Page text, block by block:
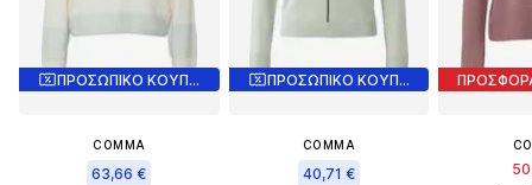
ΠΡΟΣΩΠΙΚΟ ΚΟΥΠΟΝΙ
COMMA
63,66 €
ΠΡΟΣΩΠΙΚΟ ΚΟΥΠΟΝΙ
COMMA
40,71 €